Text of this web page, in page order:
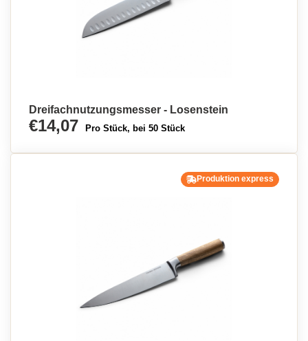
Dreifachnutzungsmesser - Losenstein
€14,07 Pro Stück, bei 50 Stück
Produktion express